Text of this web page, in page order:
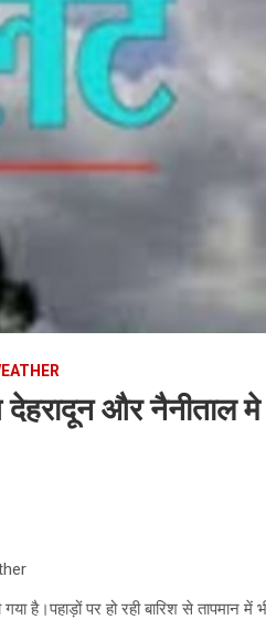
और नैनीताल मे
गया है।पहाड़ों पर हो रही बारिश से तापमान